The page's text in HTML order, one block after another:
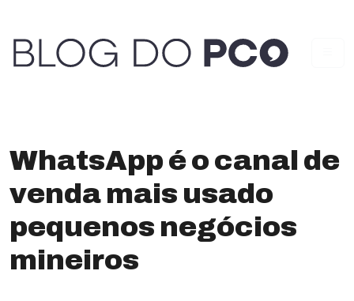
WhatsApp é o canal de
venda mais usado
pequenos negócios
mineiros